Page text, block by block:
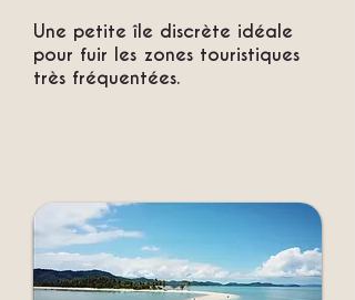
Une petite île discrète idéale
pour fuir les zones touristiques
très fréquentées.